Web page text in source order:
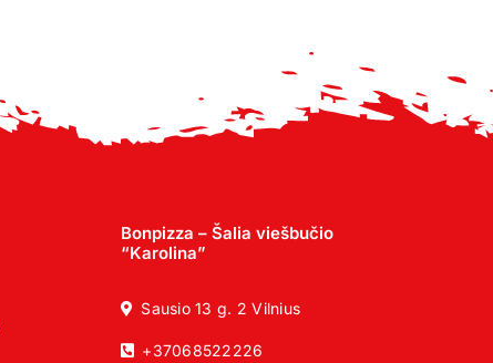
Bonpizza – Šalia viešbučio
“Karolina”
Sausio 13 g. 2 Vilnius
+37068522226